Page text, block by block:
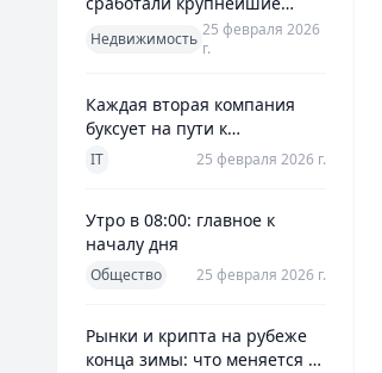
банки и что это значит для
заемщиков
Недвижимость 25 февраля 2026
г.
Каждая вторая компания
буксует на пути к
полноценной ERP
IT 25 февраля 2026 г.
Утро в 08:00: главное к
началу дня
Общество 25 февраля 2026 г.
Рынки и крипта на рубеже
конца зимы: что меняется к